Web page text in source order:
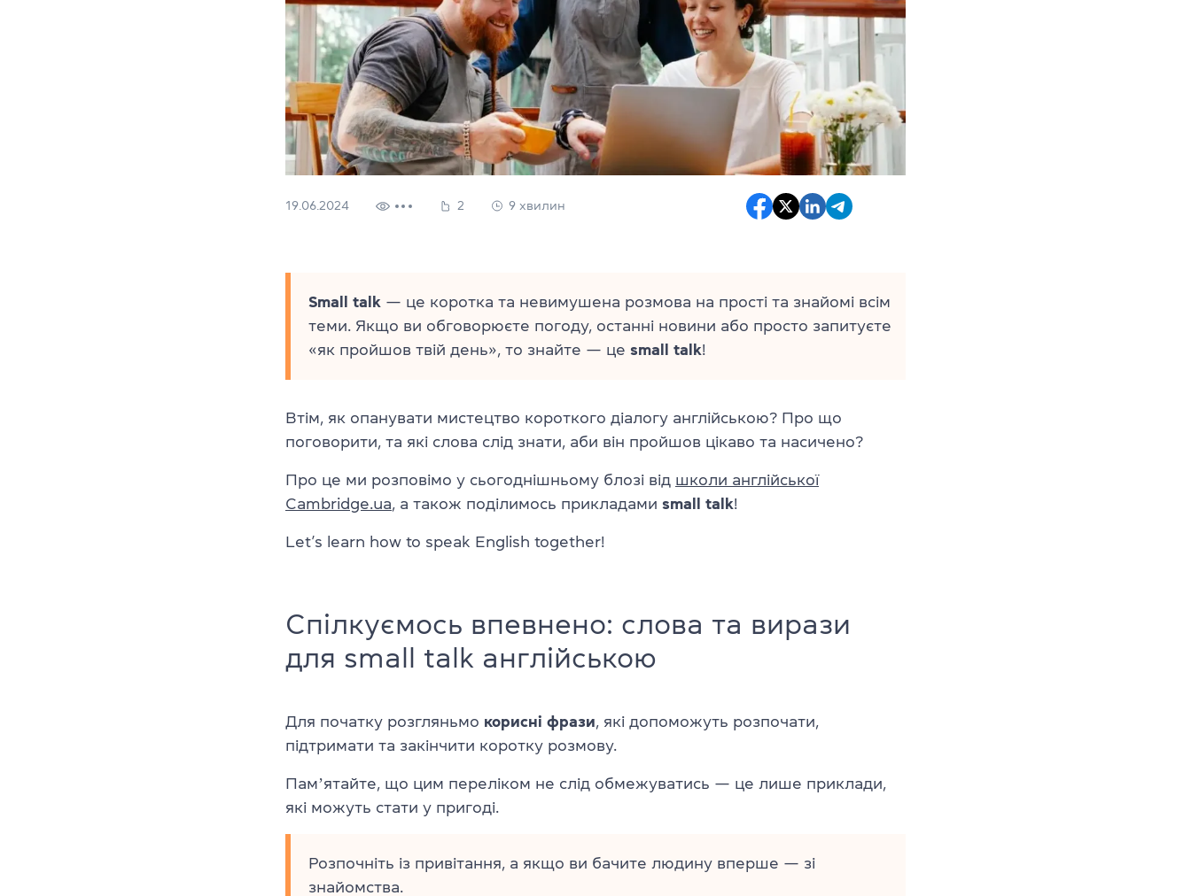
19.06.2024 2 9 хвилин
Small talk — це коротка та невимушена розмова на прості та знайомі всім
теми. Якщо ви обговорюєте погоду, останні новини або просто запитуєте
«як пройшов твій день», то знайте — це small talk!
Втім, як опанувати мистецтво короткого діалогу англійською? Про що
поговорити, та які слова слід знати, аби він пройшов цікаво та насичено?
Про це ми розповімо у сьогоднішньому блозі від школи англійської
Cambridge.ua, а також поділимось прикладами small talk!
Let’s learn how to speak English together!
Спілкуємось впевнено: слова та вирази
для small talk англійською
Для початку розгляньмо корисні фрази, які допоможуть розпочати,
підтримати та закінчити коротку розмову.
Памʼятайте, що цим переліком не слід обмежуватись — це лише приклади,
які можуть стати у пригоді.
Розпочніть із привітання, а якщо ви бачите людину вперше — зі
знайомства.